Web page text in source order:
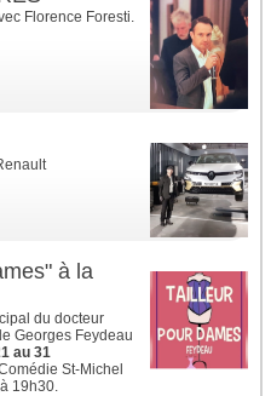
Florence Foresti.
à la
du docteur
Georges Feydeau
au 31
St-Michel
19h30.